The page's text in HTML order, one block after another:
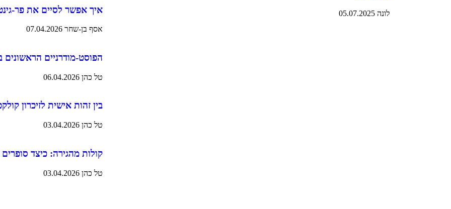
לונה 05.07.2025 איך אפשר לסיים את פר-
אסף בן-שחר 07.04.2026
הפוסט-מודרניים
טל כהן 06.04.2026
בין זהות אישית לזיכרון
טל כהן 03.04.2026
קולות מהגירה: כיצד
טל כהן 03.04.2026